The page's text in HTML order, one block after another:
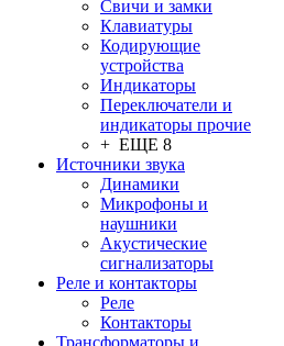
Свичи и замки
Клавиатуры
Кодирующие
устройства
Индикаторы
Переключатели и
индикаторы прочие
+ ЕЩЕ 8
Источники звука
Динамики
Микрофоны и
наушники
Акустические
сигнализаторы
Реле и контакторы
Реле
Контакторы
Трансформаторы и